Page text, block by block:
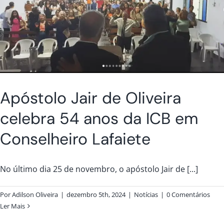
Apóstolo Jair de Oliveira
celebra 54 anos da ICB em
Conselheiro Lafaiete
No último dia 25 de novembro, o apóstolo Jair de [...]
PorAdilson Oliveira | dezembro 5th, 2024 | Notícias | 0 Comentários
Ler Mais